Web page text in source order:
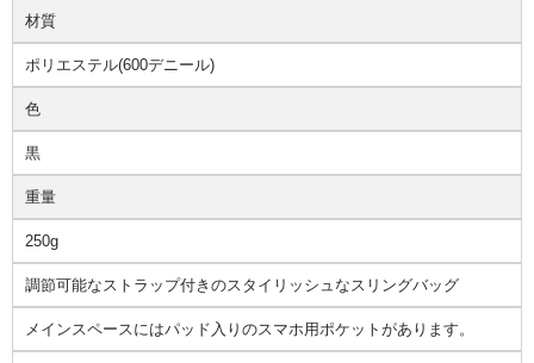
材質
ポリエステル(600デニール)
色
黒
重量
250g
調節可能なストラップ付きのスタイリッシュなスリングバッグ
メインスペースにはパッド入りのスマホ用ポケットがあります。